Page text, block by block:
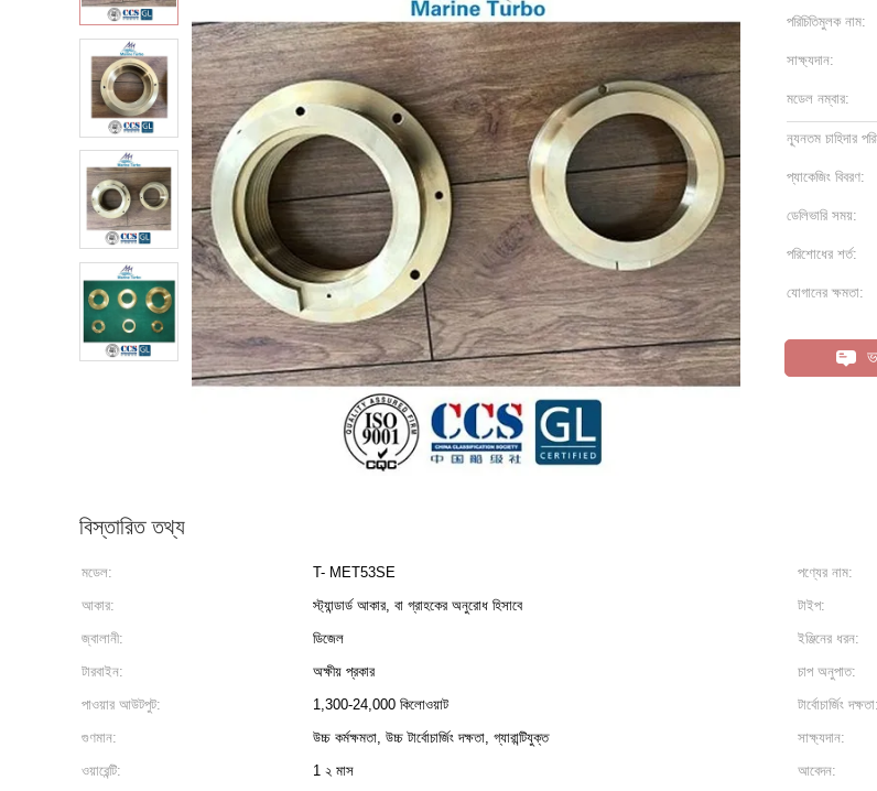
পরিচিতিমুলক নাম:
সাক্ষ্যদান:
মডেল নম্বার:
ন্যূনতম চাহিদার
প্যাকেজিং বিবরণ:
ডেলিভারি সময়:
পরিশোধের শর্ত:
যোগানের ক্ষমতা:
বিস্তারিত তথ্য
মডেল: T- MET53SE পণ্যের নাম:
আকার:
স্ট্যান্ডার্ড আকার, বা গ্রাহকের অনুরোধ হিসাবে টাইপ:
জ্বালানী:
ডিজেল ইঞ্জিনের ধরন:
টারবাইন:
অক্ষীয় প্রকার চাপ অনুপাত:
পাওয়ার আউটপুট:
1,300-24,000 কিলোওয়াট টার্বোচার্জিং দক্ষতা:
গুণমান:
উচ্চ কর্মক্ষমতা, উচ্চ টার্বোচার্জিং দক্ষতা, গ্যারান্টিযুক্ত সাক্ষ্যদান:
ওয়ারেন্টি:
1 ২ মাস আবেদন: